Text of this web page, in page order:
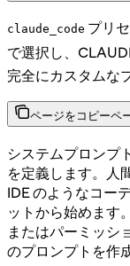
claude_code プリ
で選択し、
完全にカスタムな
ページをコピーペ
システムプロンプ
を定義します。人
IDE のようなコー
ットから始めます
またはパーミッシ
のプロンプトを作